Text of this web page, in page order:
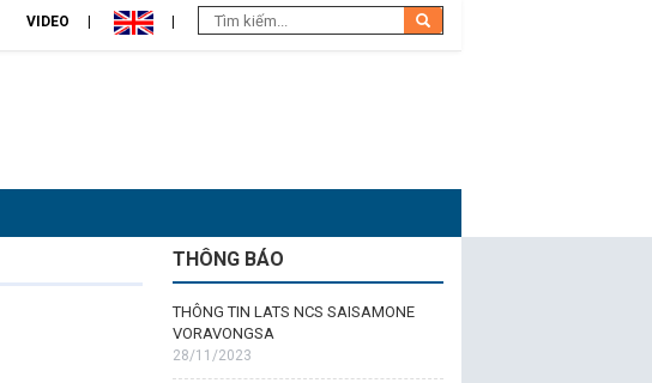
VIDEO
THÔNG BÁO
THÔNG TIN LATS NCS SAISAMONE
VORAVONGSA
28/11/2023